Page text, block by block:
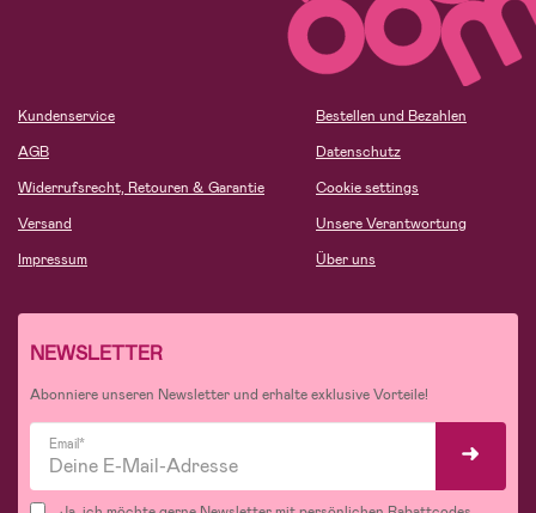
Kundenservice
AGB
Widerrufsrecht, Retouren & Garantie
Versand
Impressum
Bestellen und Bezahlen
Datenschutz
Cookie settings
Unsere Verantwortung
Über uns
NEWSLETTER
Abonniere unseren Newsletter und erhalte exklusive Vorteile!
Email*